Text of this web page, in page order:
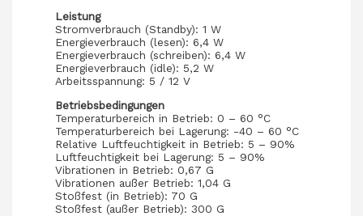
Leistung
Stromverbrauch (Standby): 1 W
Energieverbrauch (lesen): 6,4 W
Energieverbrauch (schreiben): 6,4 W
Energieverbrauch (idle): 5,2 W
Arbeitsspannung: 5 / 12 V
Betriebsbedingungen
Temperaturbereich in Betrieb: 0 – 60 °C
Temperaturbereich bei Lagerung: -40 – 60 °C
Relative Luftfeuchtigkeit in Betrieb: 5 – 90%
Luftfeuchtigkeit bei Lagerung: 5 – 90%
Vibrationen in Betrieb: 0,67 G
Vibrationen außer Betrieb: 1,04 G
Stoßfest (in Betrieb): 70 G
Stoßfest (außer Betrieb): 300 G